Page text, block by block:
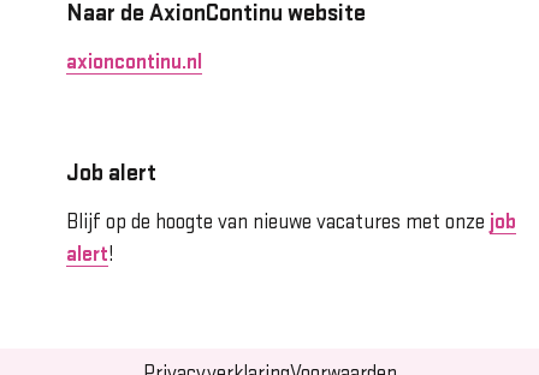
Naar de AxionContinu website
axioncontinu.nl
Job alert
Blijf op de hoogte van nieuwe vacatures met onze job
alert!